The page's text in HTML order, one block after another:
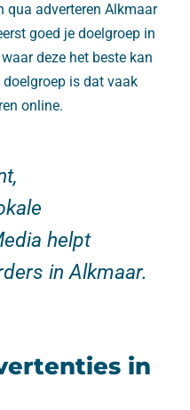
qua adverteren Alkmaar
goed je doelgroep in
deze het beste kan
is dat vaak
online.
helpt
in Alkmaar.
in